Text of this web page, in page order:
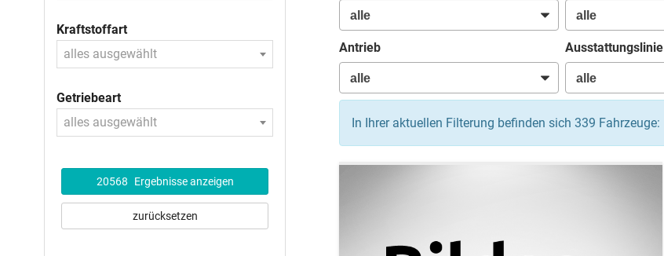
Antrieb Ausstattungslinie
In Ihrer aktuellen Filterung befinden sich 339 Fahrzeuge:
Kraftstoffart
alles ausgewählt
Getriebeart
alles ausgewählt
20568 Ergebnisse anzeigen
zurücksetzen